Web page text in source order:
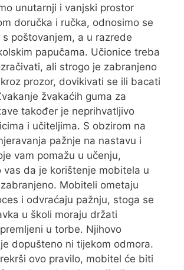
unutarnji i vanjski prostor
doručka i ručka, odnosimo se
s poštovanjem, a u razrede
papučama. Učionice treba
ali strogo je zabranjeno
prozor, dovikivati se ili bacati
žvakaćih guma za
također je neprihvatljivo
i učiteljima. S obzirom na
pažnje na nastavu i
vam pomažu u učenju,
vas da je korištenje mobitela u
Mobiteli ometaju
i odvraćaju pažnju, stoga se
u školi moraju držati
u torbe. Njihovo
dopušteno ni tijekom odmora.
ovo pravilo, mobitel će biti